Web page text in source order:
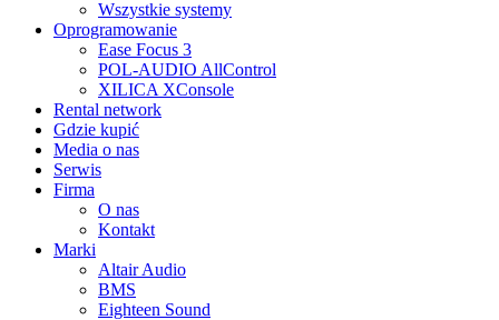
Wszystkie systemy
Oprogramowanie
Ease Focus 3
POL-AUDIO AllControl
XILICA XConsole
Rental network
Gdzie kupić
Media o nas
Serwis
Firma
O nas
Kontakt
Marki
Altair Audio
BMS
Eighteen Sound